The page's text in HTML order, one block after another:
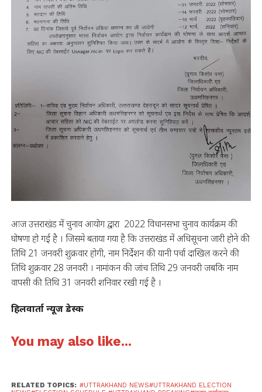
आज उत्तराखंड में चुनाव आयोग द्वारा 2022 विधानसभा चुनाव कार्यक्रम की
घोषणा हो गई है । जिसमे बताया गया है कि उत्तराखंड में अधिसूचना जारी होने की
तिथि 21 जनवरी शुक्रवार होगी, नाम निर्देशन की यानी पर्चा दाखिल करने की
तिथि शुक्रवार 28 जनवरी । नामांकन की जांच तिथि 29 जनवरी जबकि नाम
वापसी की तिथि 31 जनवरी शनिवार रखी गई है ।
हिलवार्ता न्यूज डेस्क
You may also like...
RELATED TOPICS: #UTTRAKHAND NEWS#UTTRAKHAND ELECTION